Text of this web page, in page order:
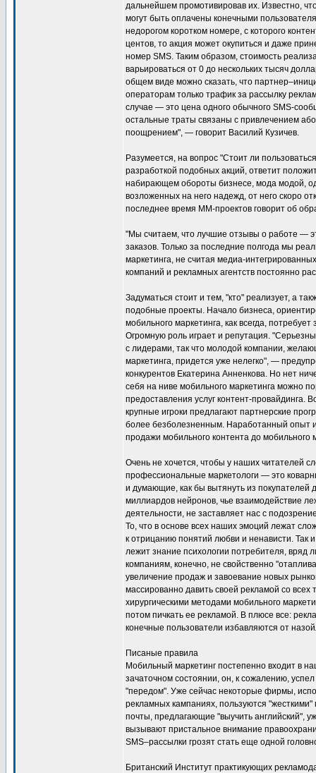
дальнейшем промотивировав их. Известно,
могут быть оплачены конечными
недорогом коротком номере, с которого
центов, то акция может окупиться и даже
номер SMS. Таким образом, стоимость
варьироваться от 0 до нескольких тысяч
общем виде можно сказать, что
операторам только трафик за рассылку
случае — это цена одного обычного SMS-
остальные траты связаны с привлечением
поощрением", — говорит Василий Кузичев.
Разумеется, на вопрос "Стоит ли
разработкой подобных акций, ответит
набирающем обороты бизнесе, мода модой,
возложенных на него надежд, от него скоро
последнее время ММ-проектов говорит об
"Мы считаем, что лучшие отзывы о работе —
заказов. Только за последние полгода мы
маркетинга, не считая медиа-
компаний и рекламных агентств постоянно
Задуматься стоит и тем, "кто" реализует, а
подобные проекты. Начало бизнеса,
мобильного маркетинга, как всегда,
Огромную роль играет и репутация.
с лидерами, так что молодой компании,
маркетинга, придется уже нелегко", —
конкурентов Екатерина Анненкова. Но нет
себя на ниве мобильного маркетинга можно
предоставления услуг контент-провайдинга.
крупные игроки предлагают партнерские
более безболезненным. Наработанный опыт
продажи мобильного контента до мобильного
Очень не хочется, чтобы у наших читателей
профессиональные маркетологи — это
и думающие, как бы вытянуть из покупателей
миллиардов нейронов, чье взаимодействие
деятельности, не заставляет нас с
То, что в основе всех наших эмоций лежат
к отрицанию понятий любви и ненависти. Так
лежит знание психологии потребителя, вряд
компаниям, конечно, не свойственно
увеличение продаж и завоевание новых
массированно давить своей рекламой со всех
хирургическими методами мобильного
потом пичкать ее рекламой. В плюсе все:
конечные пользователи избавляются от
Писаные правила
Мобильный маркетинг постепенно входит в
зачаточном состоянии, он, к сожалению,
"передом". Уже сейчас некоторые фирмы,
рекламных кампаниях, пользуются
почты, предлагающие "выучить английский",
вызывают пристальное внимание
SMS–рассылки грозят стать еще одной
Британский Институт практикующих